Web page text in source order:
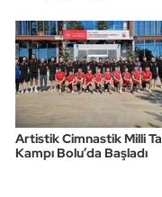
Artistik Cimnastik Milli
Kampı Bolu’da Başladı